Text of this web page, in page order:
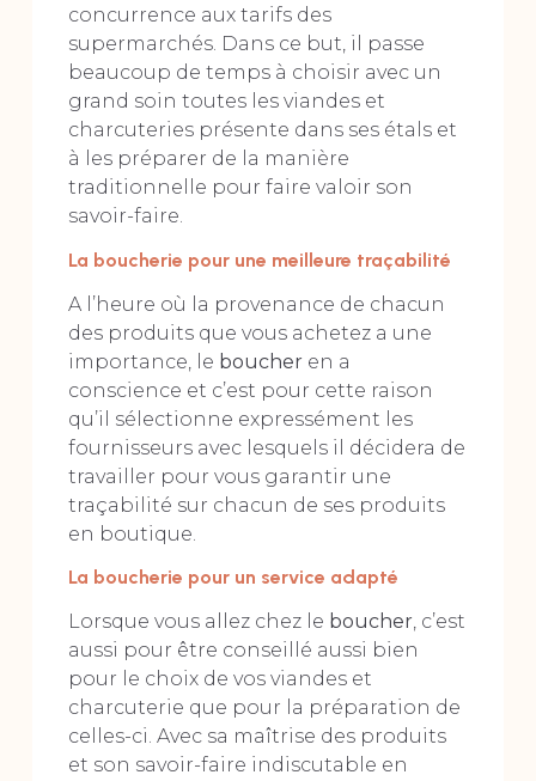
concurrence aux tarifs des
supermarchés. Dans ce but, il passe
beaucoup de temps à choisir avec un
grand soin toutes les viandes et
charcuteries présente dans ses étals et
à les préparer de la manière
traditionnelle pour faire valoir son
savoir-faire.
La boucherie pour une meilleure traçabilité
A l’heure où la provenance de chacun
des produits que vous achetez a une
importance, le boucher en a
conscience et c’est pour cette raison
qu’il sélectionne expressément les
fournisseurs avec lesquels il décidera de
travailler pour vous garantir une
traçabilité sur chacun de ses produits
en boutique.
La boucherie pour un service adapté
Lorsque vous allez chez le boucher, c’est
aussi pour être conseillé aussi bien
pour le choix de vos viandes et
charcuterie que pour la préparation de
celles-ci. Avec sa maîtrise des produits
et son savoir-faire indiscutable en